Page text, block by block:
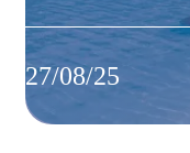
27/08/25